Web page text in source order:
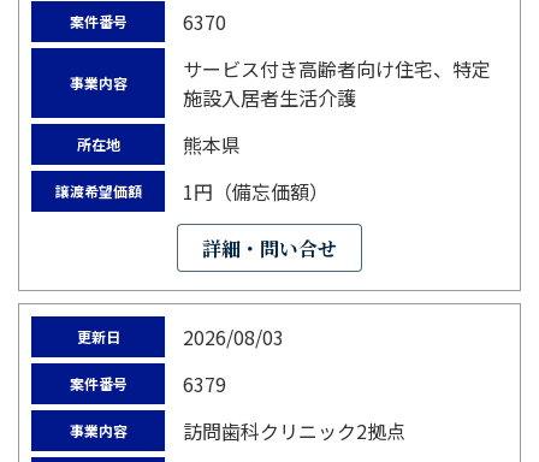
案件番号 6370
事業内容
サービス付き高齢者向け住宅、特定
施設入居者生活介護
所在地 熊本県
譲渡希望価額 1円（備忘価額）
詳細・問い合せ
更新日 2026/08/03
案件番号 6379
事業内容 訪問歯科クリニック2拠点